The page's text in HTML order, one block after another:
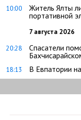
10:00
Житель Ялты
портативной
7 августа 2026
20:28
Спасатели
18:13 В Евпатории